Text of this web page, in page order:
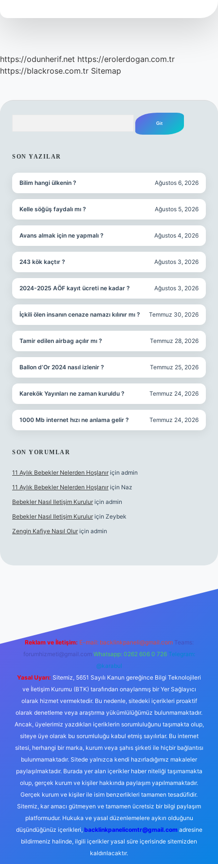
https://odunherif.net https://erolerdogan.com.tr
https://blackrose.com.tr Sitemap
SON YAZILAR
Bilim hangi ülkenin ? Ağustos 6, 2026
Kelle söğüş faydalı mı ? Ağustos 5, 2026
Avans almak için ne yapmalı ? Ağustos 4, 2026
243 kök kaçtır ? Ağustos 3, 2026
2024-2025 AÖF kayıt ücreti ne kadar ? Ağustos 3, 2026
İçkili ölen insanın cenaze namazı kılınır mı ? Temmuz 30, 2026
Tamir edilen airbag açılır mı ? Temmuz 28, 2026
Ballon d’Or 2024 nasıl izlenir ? Temmuz 25, 2026
Karekök Yayınları ne zaman kuruldu ? Temmuz 24, 2026
1000 Mb internet hızı ne anlama gelir ? Temmuz 24, 2026
SON YORUMLAR
11 Aylık Bebekler Nelerden Hoşlanır için admin
11 Aylık Bebekler Nelerden Hoşlanır için Naz
Bebekler Nasıl Iletişim Kurulur için admin
Bebekler Nasıl Iletişim Kurulur için Zeybek
Zengin Kafiye Nasıl Olur için admin
betexper
Reklam ve İletişim: E-mail: backlinkpaneli@gmail.com Teams:
forumhizmeti@gmail.com Whatsapp: 0262 606 0 726 Telegram:
@karabul
Yasal Uyarı: Sitemiz, 5651 Sayılı Kanun gereğince Bilgi Teknolojileri
ve İletişim Kurumu (BTK) tarafından onaylanmış bir Yer Sağlayıcı
olarak hizmet vermektedir. Bu nedenle, sitedeki içerikleri proaktif
olarak denetleme veya araştırma yükümlülüğümüz bulunmamaktadır.
Ancak, üyelerimiz yazdıkları içeriklerin sorumluluğunu taşımakta olup,
siteye üye olarak bu sorumluluğu kabul etmiş sayılırlar. Bu internet
sitesi, herhangi bir marka, kurum veya şahıs şirketi ile hiçbir bağlantısı
bulunmamaktadır. Sitede yalnızca kendi hazırladığımız makaleler
paylaşılmaktadır. Burada yer alan içerikler haber niteliği taşımamakta
olup, gerçek kurum ve kişiler hakkında paylaşım yapılmamaktadır.
Gerçek kurum ve kişiler ile isim benzerlikleri tamamen tesadüfidir.
Sitemiz, kar amacı gütmeyen ve tamamen ücretsiz bir bilgi paylaşım
platformudur. Hukuka ve yasal düzenlemelere aykırı olduğunu
düşündüğünüz içerikleri, backlinkpanelicomtr@gmail.comadresine
bildirmeniz halinde, ilgili içerikler yasal süre içerisinde sitemizden
kaldırılacaktır.